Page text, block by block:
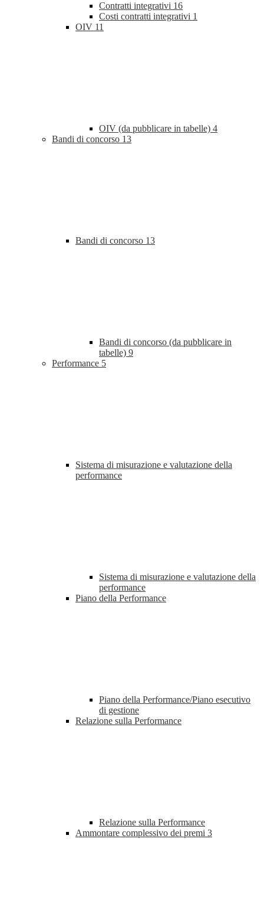
Contratti integrativi 16
Costi contratti integrativi 1
OIV 11
OIV (da pubblicare in tabelle) 4
Bandi di concorso 13
Bandi di concorso 13
Bandi di concorso (da pubblicare in
tabelle) 9
Performance 5
Sistema di misurazione e valutazione della
performance
Sistema di misurazione e valutazione della
performance
Piano della Performance
Piano della Performance/Piano esecutivo
di gestione
Relazione sulla Performance
Relazione sulla Performance
Ammontare complessivo dei premi 3